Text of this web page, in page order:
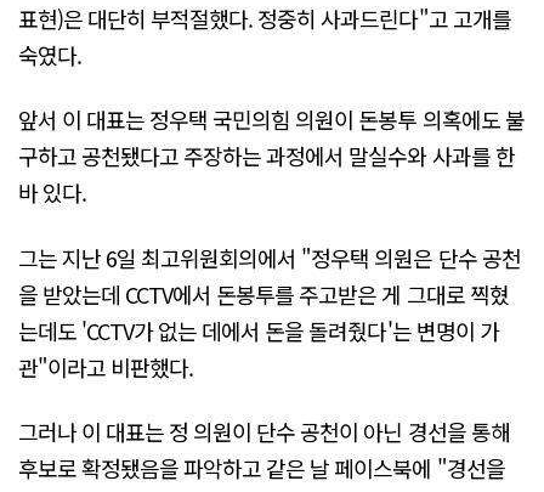
표현)은 대단히 부적절했다. 정중히 사과드린다"고 고개를
숙였다.
앞서 이 대표는 정우택 국민의힘 의원이 돈봉투 의혹에도 불
구하고 공천됐다고 주장하는 과정에서 말실수와 사과를 한
바 있다.
그는 지난 6일 최고위원회의에서 "정우택 의원은 단수 공천
을 받았는데 CCTV에서 돈봉투를 주고받은 게 그대로 찍혔
는데도 'CCTV가 없는 데에서 돈을 돌려줬다'는 변명이 가
관"이라고 비판했다.
그러나 이 대표는 정 의원이 단수 공천이 아닌 경선을 통해
후보로 확정됐음을 파악하고 같은 날 페이스북에 "경선을